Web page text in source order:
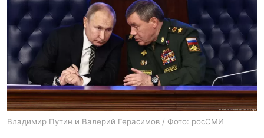
архив
gambling
ua
Владимир Путин и Валерий Герасимов / Фото: росСМИ